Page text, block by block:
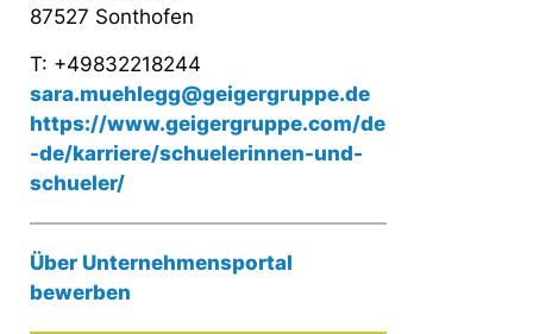
87527 Sonthofen
T: +49832218244
sara.muehlegg@geigergruppe.de
https://www.geigergruppe.com/de
-de/karriere/schuelerinnen-und-
schueler/
Über Unternehmensportal
bewerben